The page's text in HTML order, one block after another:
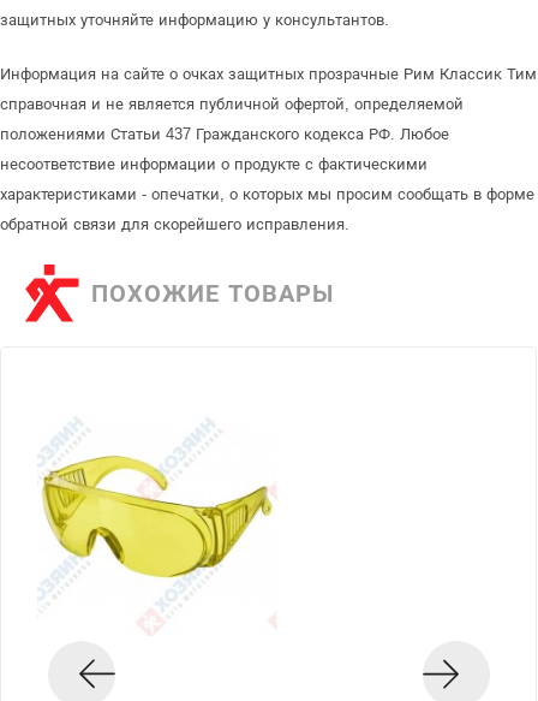
защитных уточняйте информацию у консультантов.
Информация на сайте о очках защитных прозрачные Рим Классик Тим
справочная и не является публичной офертой, определяемой
положениями Статьи 437 Гражданского кодекса РФ. Любое
несоответствие информации о продукте с фактическими
характеристиками - опечатки, о которых мы просим сообщать в форме
обратной связи для скорейшего исправления.
ПОХОЖИЕ ТОВАРЫ